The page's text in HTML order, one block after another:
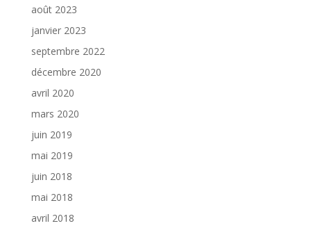
août 2023
janvier 2023
septembre 2022
décembre 2020
avril 2020
mars 2020
juin 2019
mai 2019
juin 2018
mai 2018
avril 2018